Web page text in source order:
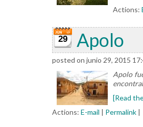
Actions:
29 Apolo
posted on junio 29, 2015
Apolo
[Read
Actions: E-mail | Permalink |